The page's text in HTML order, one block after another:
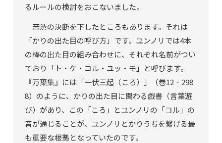
るルールの検討をおこないました。
苦渋の決断を下したところもあります。それは
「かりの出た目の呼び方」です。ユンノリでは4本
の棒の出た目の組み合わせに、それぞれ名前がつい
ており「ト・ケ・コル・ユッ・モ」と呼びます。
『万葉集』には「一伏三起（ころ）」（巻12‐298
8）のように、かりの出た目に関わる戯書（言葉遊
び）があり、この「ころ」とユンノリの「コル」の
音が通じることが、ユンノリとかりうちを繋げる最
も重要な根拠となっていたのです。